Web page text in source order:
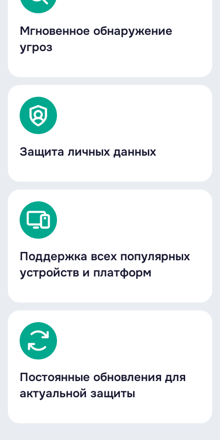
Мгновенное обнаружение
угроз
Защита личных данных
Поддержка всех популярных
устройств и платформ
Постоянные обновления для
актуальной защиты